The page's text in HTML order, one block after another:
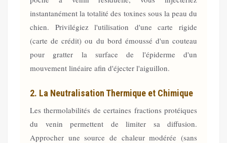
instantanément la totalité des toxines sous la peau du
chien. Privilégiez l'utilisation d'une carte rigide
(carte de crédit) ou du bord émoussé d'un couteau
pour gratter la surface de l'épiderme d'un
mouvement linéaire afin d'éjecter l'aiguillon.
2. La Neutralisation Thermique et Chimique
Les thermolabilités de certaines fractions protéiques
du venin permettent de limiter sa diffusion.
Approcher une source de chaleur modérée (sans